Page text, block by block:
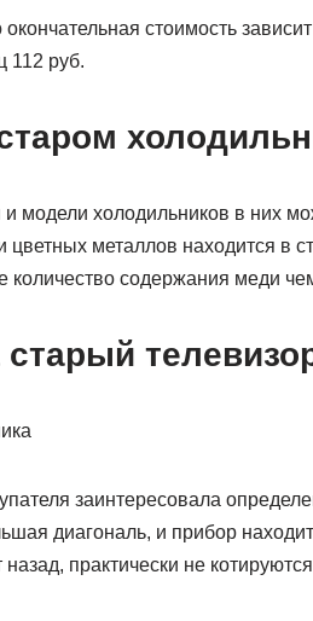
стоимость
112 руб.
модели холодильников в них
металлов находится в
количество содержания меди
заинтересовала
диагональ, и прибор
практически не